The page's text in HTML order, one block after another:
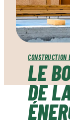
CONSTRUCTION
LE
DE